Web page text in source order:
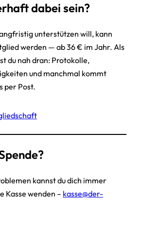
dabei sein?
unterstützen will, kann
werden — ab 36 € im Jahr. Als
du nah dran: Protokolle,
und manchmal kommt
per Post.
kannst du dich immer
Kasse wenden – kasse@der-